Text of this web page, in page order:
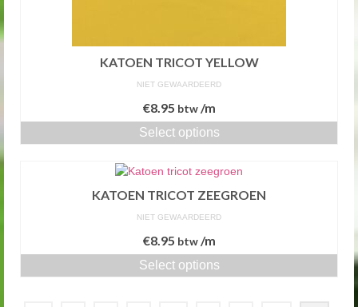
KATOEN TRICOT YELLOW
NIET GEWAARDEERD
€8.95 btw/m
Select options
KATOEN TRICOT ZEEGROEN
NIET GEWAARDEERD
€8.95 btw/m
Select options